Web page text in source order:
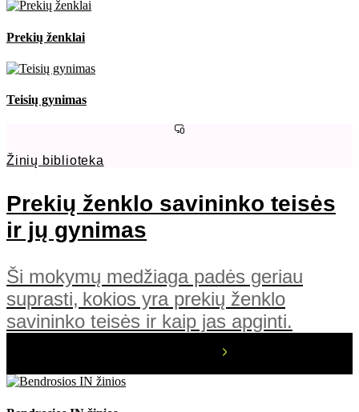
Prekių ženklai
Teisių gynimas
Žinių biblioteka
Prekių ženklo savininko teisės
ir jų gynimas
Ši mokymų medžiaga padės geriau
suprasti, kokios yra prekių ženklo
savininko teisės ir kaip jas apginti.